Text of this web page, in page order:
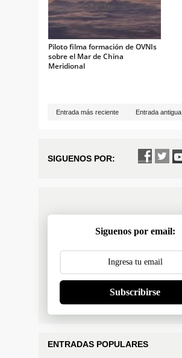
Piloto filma formación de OVNIs
sobre el Mar de China
Meridional
Entrada más reciente Entrada antigua
SIGUENOS POR:
Siguenos por email:
Subscribirse
ENTRADAS POPULARES